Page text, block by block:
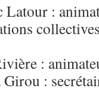
Latour :
:
Girou :